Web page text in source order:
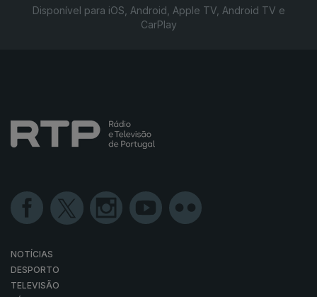
Disponível para iOS, Android, Apple TV, Android TV e
CarPlay
NOTÍCIAS
DESPORTO
TELEVISÃO